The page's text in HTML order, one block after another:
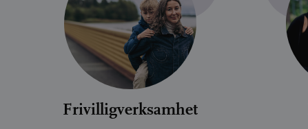
Frivilligverksamhet